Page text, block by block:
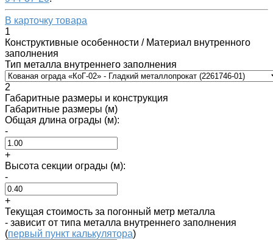
В карточку товара
1
Конструктивные особенности / Материал внутренного
заполнения
Тип металла внутреннего заполнения
2
Габаритные размеры и конструкция
Габаритные размеры (м)
Общая длина ограды (м):
-
+
Высота секции ограды (м):
-
+
Текущая стоимость за погонный метр металла
- зависит от типа металла внутреннего заполнения
(первый пункт калькулятора)